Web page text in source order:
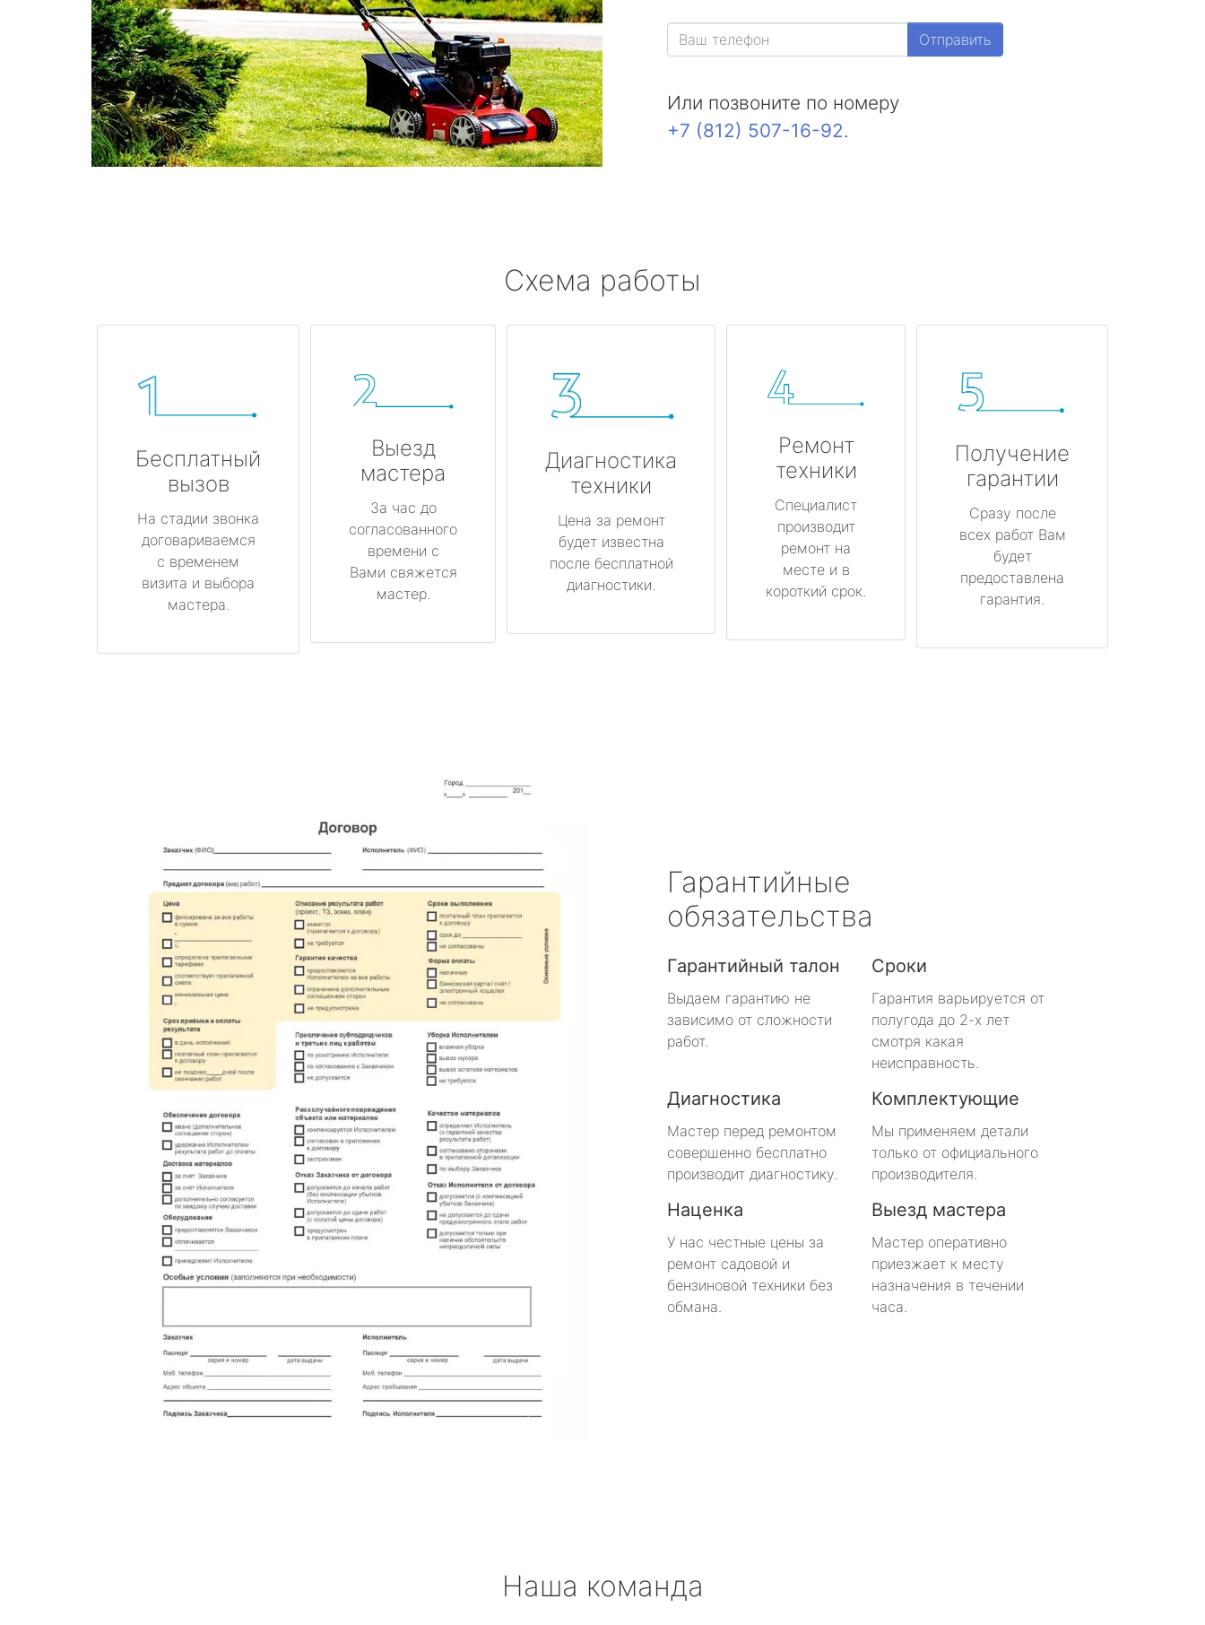
Отправить
Или позвоните по номеру
+7 (812) 507-16-92.
Схема работы
Бесплатный
вызов
На стадии звонка
договариваемся
с временем
визита и выбора
мастера.
Выезд
мастера
За час до
согласованного
времени с
Вами свяжется
мастер.
Диагностика
техники
Цена за ремонт
будет известна
после бесплатной
диагностики.
Ремонт
техники
Специалист
производит
ремонт на
месте и в
короткий срок.
Получение
гарантии
Сразу после
всех работ Вам
будет
предоставлена
гарантия.
Гарантийные
обязательства
Гарантийный талон
Выдаем гарантию не
зависимо от сложности
работ.
Сроки
Гарантия варьируется от
полугода до 2-х лет
смотря какая
неисправность.
Диагностика
Мастер перед ремонтом
совершенно бесплатно
производит диагностику.
Комплектующие
Мы применяем детали
только от официального
производителя.
Наценка
У нас честные цены за
ремонт садовой и
бензиновой техники без
обмана.
Выезд мастера
Мастер оперативно
приезжает к месту
назначения в течении
часа.
Наша команда